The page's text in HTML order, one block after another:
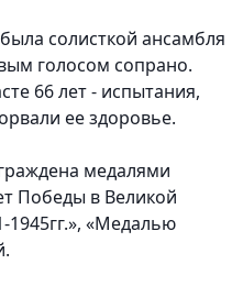
солисткой ансамбля
голосом сопрано.
66 лет - испытания,
ее здоровье.
медалями
Победы в Великой
1945гг.», «Медалью